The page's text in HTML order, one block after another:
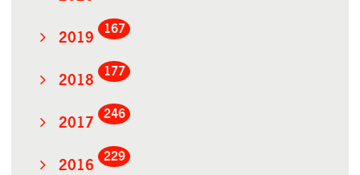
2019
167
2018
177
2017
246
2016
229